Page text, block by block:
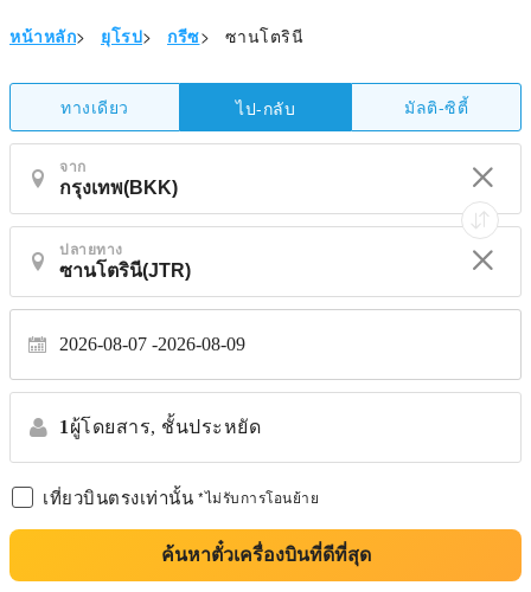
หน้าหลัก> ยุโรป> กรีซ> ซานโตรินี
ทางเดียว ไป-กลับ มัลติ-ซิตี้
จาก
ปลายทาง
2026-08-07 2026-08-09
1 ผู้โดยสาร, ชั้นประหยัด
เที่ยวบินตรงเท่านั้น *ไม่รับการโอนย้าย
ค้นหาตั๋วเครื่องบินที่ดีที่สุด